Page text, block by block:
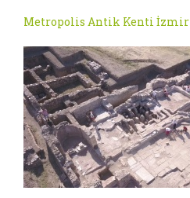
Metropolis Antik Kenti İzmir